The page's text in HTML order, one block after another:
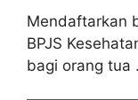
Mendaftarkan
BPJS
bagi orang tua